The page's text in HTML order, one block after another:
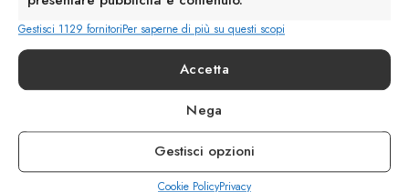
Gestisci 1129 fornitoriPer saperne di più su questi scopi
Accetta
Nega
Gestisci opzioni
Cookie PolicyPrivacy
info@calzaturebelfiore.com
+39 02 468042
MI 20145 • Milano
Via Belfiore 9
Termini e Condizioni
Resi e Rimborsi
Spedizioni